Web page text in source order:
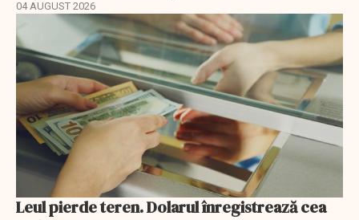
04 AUGUST 2026
Leul pierde teren. Dolarul înregistrează cea